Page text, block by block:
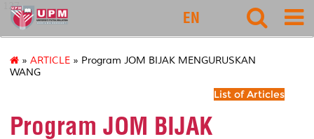
127
EN
» ARTICLE » Program JOM BIJAK MENGURUSKAN
WANG
List of Articles
Program JOM BIJAK